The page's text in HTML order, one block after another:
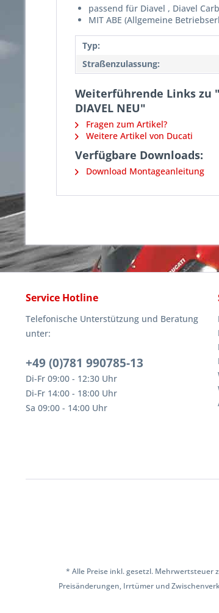
passend für Diavel , Diavel
MIT ABE (Allgemeine
Typ:
Straßenzulassung:
Weiterführende Links zu
DIAVEL NEU"
Fragen zum Artikel?
Weitere Artikel von Ducati
Verfügbare Downloads:
Download Montageanleitung
Service Hotline
Telefonische Unterstützung und Beratung
unter:
+49 (0)781 990785-13
Di-Fr 09:00 - 12:30 Uhr
Di-Fr 14:00 - 18:00 Uhr
Sa 09:00 - 14:00 Uhr
* Alle Preise inkl. gesetzl. Mehrwertsteuer
Preisänderungen, Irrtümer und